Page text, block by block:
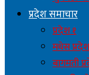
प्रदेश समाचार
प्रदेश १
मधेस प्रदेश
बागमती